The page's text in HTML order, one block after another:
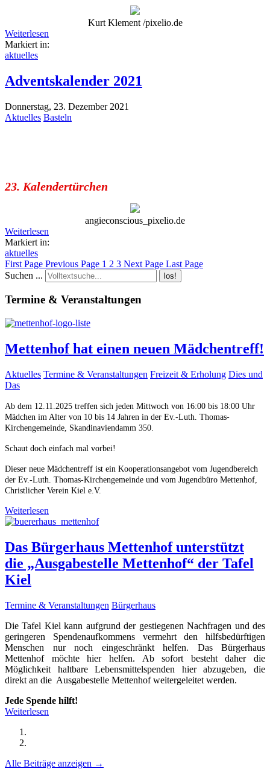
Kurt Klement /pixelio.de
Weiterlesen
Markiert in:
aktuelles
Adventskalender 2021
Donnerstag, 23. Dezember 2021
Aktuelles Basteln
23. Kalendertürchen
angieconscious_pixelio.de
Weiterlesen
Markiert in:
aktuelles
First Page Previous Page 1 2 3 Next Page Last Page
Suchen ...
los!
Termine & Veranstaltungen
Mettenhof hat einen neuen Mädchentreff!
Aktuelles Termine & Veranstaltungen Freizeit & Erholung Dies und
Das
Ab dem 12.11.2025 treffen sich jeden Mittwoch von 16:00 bis 18:00 Uhr
Mädchen im Alter von 10 bis 14 Jahren in der Ev.-Luth. Thomas-
Kirchengemeinde, Skandinaviendamm 350.
Schaut doch einfach mal vorbei!
Dieser neue Mädchentreff ist ein Kooperationsangebot vom Jugendbereich
der Ev.-Luth. Thomas-Kirchengemeinde und vom Jugendbüro Mettenhof,
Christlicher Verein Kiel e.V.
Weiterlesen
Das Bürgerhaus Mettenhof unterstützt
die „Ausgabestelle Mettenhof“ der Tafel
Kiel
Termine & Veranstaltungen Bürgerhaus
Die Tafel Kiel kann aufgrund der gestiegenen Nachfragen und des
geringeren Spendenaufkommens vermehrt den hilfsbedürftigen
Menschen nur noch eingeschränkt helfen. Das Bürgerhaus
Mettenhof möchte hier helfen. Ab sofort besteht daher die
Möglichkeit haltbare Lebensmittelspenden hier abzugeben, die
direkt an die Ausgabestelle Mettenhof weitergeleitet werden.
Jede Spende hilft!
Weiterlesen
Alle Beiträge anzeigen →